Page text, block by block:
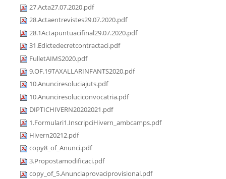
27.Acta27.07.2020.pdf
28.Actaentrevistes29.07.2020.pdf
28.1Actapuntuacifinal29.07.2020.pdf
31.Edictedecretcontractaci.pdf
FulletAIMS2020.pdf
9.OF.19TAXALLARINFANTS2020.pdf
10.Anunciresoluciajuts.pdf
10.Anunciresoluciconvocatria.pdf
DIPTICHIVERN20202021.pdf
1.Formulari1.InscripciHivern_ambcamps.pdf
Hivern20212.pdf
copy8_of_Anunci.pdf
3.Propostamodificaci.pdf
copy_of_5.Anunciaprovaciprovisional.pdf